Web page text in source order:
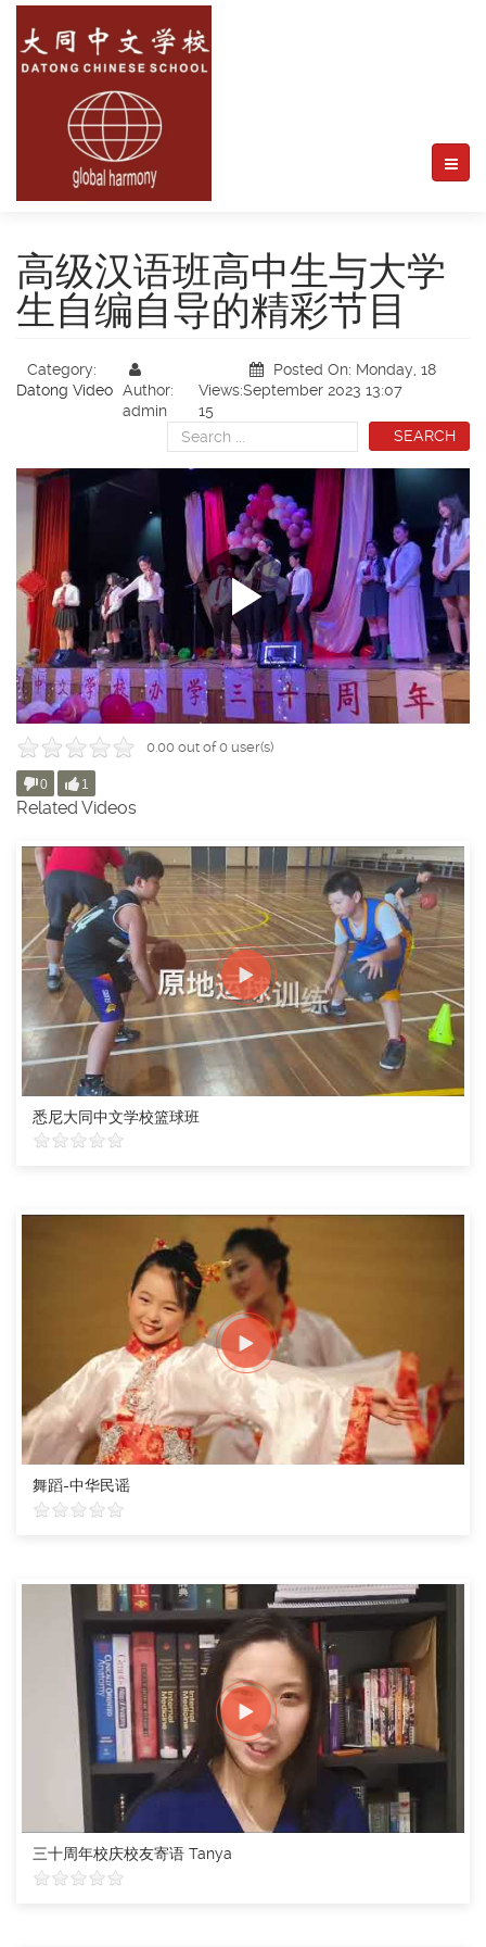
高级汉语班高中生与大学
生自编自导的精彩节目
Category:
Datong Video Author:
admin
Views:
15
Posted On: Monday, 18
September 2023 13:07
SEARCH
0.00 out of 0 user(s)
0 1
Related Videos
悉尼大同中文学校篮球班
舞蹈-中华民谣
三十周年校庆校友寄语 Tanya